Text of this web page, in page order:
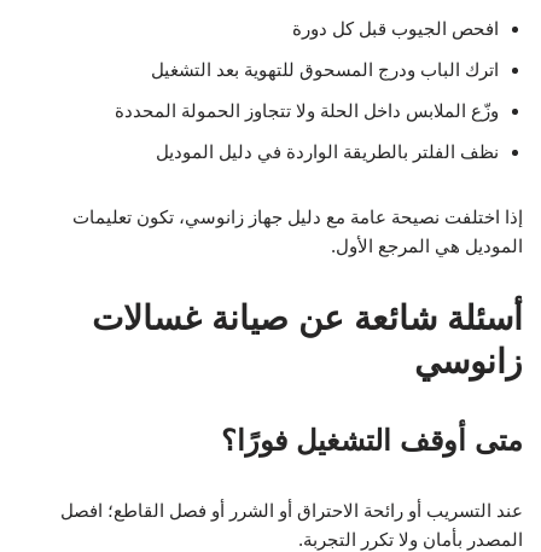
افحص الجيوب قبل كل دورة
اترك الباب ودرج المسحوق للتهوية بعد التشغيل
وزّع الملابس داخل الحلة ولا تتجاوز الحمولة المحددة
نظف الفلتر بالطريقة الواردة في دليل الموديل
إذا اختلفت نصيحة عامة مع دليل جهاز زانوسي، تكون تعليمات
الموديل هي المرجع الأول.
أسئلة شائعة عن صيانة غسالات
زانوسي
متى أوقف التشغيل فورًا؟
عند التسريب أو رائحة الاحتراق أو الشرر أو فصل القاطع؛ افصل
المصدر بأمان ولا تكرر التجربة.